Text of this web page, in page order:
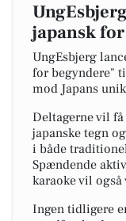
japansk
UngEsbjerg
for begyndere"
mod Japans
Deltagerne vil
japanske tegn
i både
Spændende
karaoke vil
Ingen tidligere